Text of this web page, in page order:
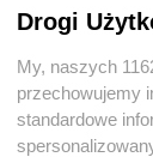
REKLAMA
Drogi
My, naszych
przechowujemy
standardowe